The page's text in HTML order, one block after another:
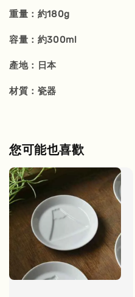
重量：約180g
容量：約300ml
產地：日本
材質：瓷器
您可能也喜歡